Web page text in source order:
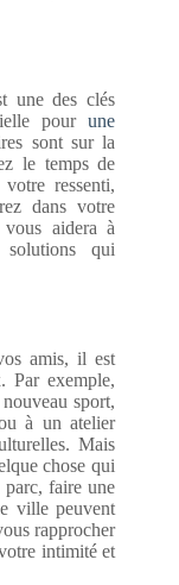
une des clés
pourune
sont sur la
le temps de
ressenti,
dans votre
aidera à
qui
amis, il est
Par exemple,
sport,
à un atelier
Mais
chose qui
faire une
ville peuvent
rapprocher
intimité et